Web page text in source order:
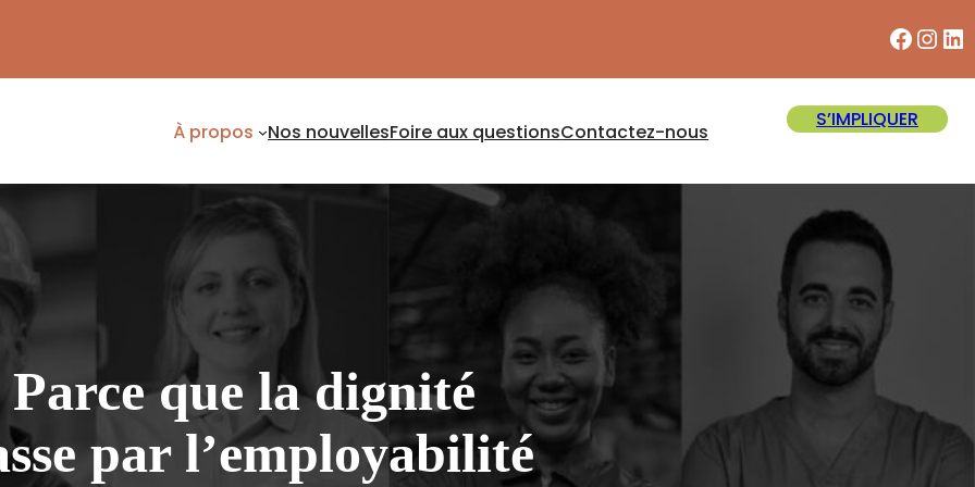
Facebook InstagramLinkedIn
À propos Nos nouvellesFoire aux questionsContactez-nous
S’IMPLIQUER
Parce que la dignité
par l’employabilité